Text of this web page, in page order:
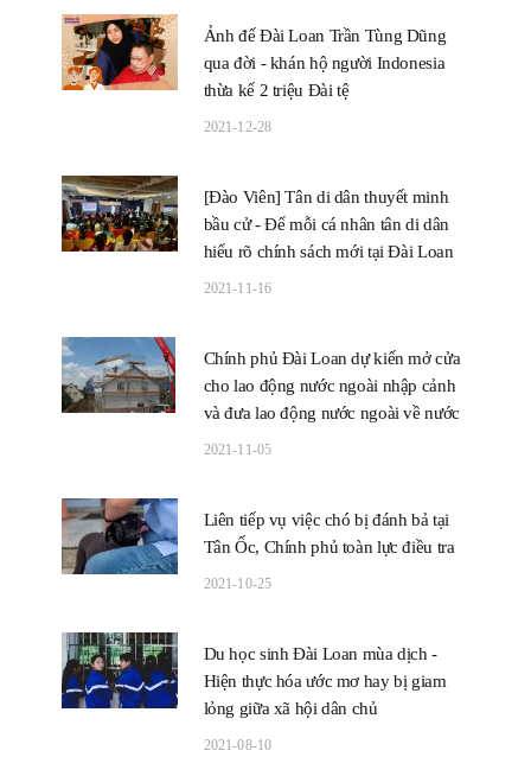
Ảnh đế Đài Loan Trần Tùng Dũng
qua đời - khán hộ người Indonesia
thừa kế 2 triệu Đài tệ
2021-12-28
[Đào Viên] Tân di dân thuyết minh
bầu cử - Để mỗi cá nhân tân di dân
hiểu rõ chính sách mới tại Đài Loan
2021-11-16
Chính phủ Đài Loan dự kiến mở cửa
cho lao động nước ngoài nhập cảnh
và đưa lao động nước ngoài về nước
2021-11-05
Liên tiếp vụ việc chó bị đánh bả tại
Tân Ốc, Chính phủ toàn lực điều tra
2021-10-25
Du học sinh Đài Loan mùa dịch -
Hiện thực hóa ước mơ hay bị giam
lỏng giữa xã hội dân chủ
2021-08-10